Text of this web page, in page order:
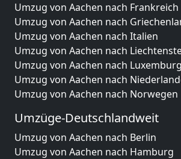
Umzug von Aachen nach Frankreich
Umzug von Aachen nach
Umzug von Aachen nach Italien
Umzug von Aachen nach
Umzug von Aachen nach Luxemburg
Umzug von Aachen nach
Umzug von Aachen nach Norwegen
Umzüge-Deutschlandweit
Umzug von Aachen nach Berlin
Umzug von Aachen nach Hamburg